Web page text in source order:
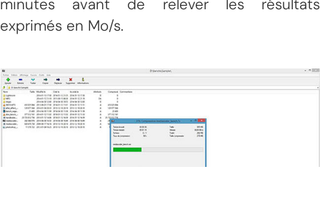
minutes avant de relever les résultats
exprimés en Mo/s.